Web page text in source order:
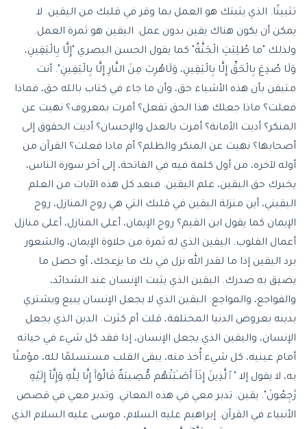
تثبيتًا. الذي يثبتك هو العمل بما وقر في قلبك من اليقين. لا
يمكن أن يكون هناك يقين بدون عمل. اليقين هو ثمرة العمل.
ولذلك "ما طُلِبَتِ الْجَنَّةُ" كما يقول الحسن البصري "إِلَّا بِالْيَقِينِ،
وَلَا صُدِعَ بِالْحَقِّ إِلَّا بِالْيَقِينِ، وَلَاهُرِبَ مِنَ النَّارِ إِلَّا بِالْيَقِينِ". أنت
متيقن بأن هذه الأشياء حق، وأن ما جاء في كتاب بالله حق، فماذا
فعلت؟ ماذا جعلك هذا الحق تفعل؟ أمرت بمعروف؟ نهيت عن
المنكر؟ أديت الأمانة؟ أمرت بالعدل والإحسان؟ أديت الحقوق إلى
أصحابها؟ نهيت عن المنكر والظلم؟ أم ماذا فعلت؟ القرآن من
أوله لآخره، من أول كلمة فيه في الفاتحة، إلى آخر سورة الناس،
يخبرك حق اليقين، علم اليقين. فبعد كل هذه الآيات من العلم
اليقيني، أين منزلة اليقين في قلبك التي هي روح المنازل، روح
الإيمان كما يقول ابن القيم؟ روح الإيمان، أعلى المنازل، أعلى منازل
أعمال القلوب. اليقين الذي له ثمرة من حلاوة الإيمان، والشعور
برد اليقين إذا ما لقدر الله نزل في بك ما يزعجك، أو حصل ما
يضيق به صدرك. اليقين الذي يثبت الإنسان عند الشدائد،
والفواجع، والمواجع. اليقين الذي لا يجعل الإنسان يبيع ويشتري
بدينه بعروض الدنيا المختلفة، قلت أم كثرت. الدين الذي يجعل
الإنسان، واليقين الذي يجعل الإنسان، إذا فقد كل شيء في حياته
أمام عينيه، كل شيء أُخذ منه، يبقى القلب مستسلمًا لله، مؤمنًا
به، لا يقول إلا "ٱلَّذِينَ إِذَآ أَصَـٰبَتْهُم مُّصِيبَةٌ قَالُوٓا۟ إِنَّا لِلَّهِ وَإِنَّآ إِلَيْهِ
رَٰجِعُونَ". يقين. تدبر معي في هذه المعاني. وتدبر معي في قصص
الأنبياء في القرآن. إبراهيم عليه السلام، موسى عليه السلام الذي